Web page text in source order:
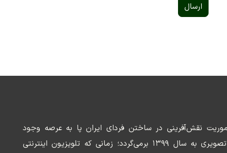
ارسال
نقش‌آفرینی در ساختن فردای ایران پا به عرصه وجود
می‌گذارد. سابقه این رسانه تصویری به سال ۱۳۹۹ برمی‌گردد؛ زمانی که تلویزیون اینترنتی